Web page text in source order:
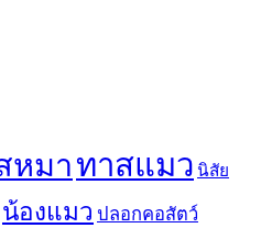
หมาทาสแมว นิสัย
น้องแมว ปลอกคอสัตว์